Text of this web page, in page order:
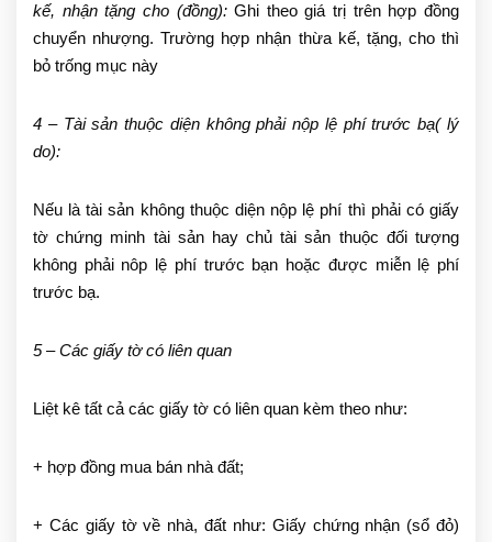
kế, nhận tặng cho (đồng):Ghi theo giá trị trên hợp đồng
chuyển nhượng. Trường hợp nhận thừa kế, tặng, cho thì
bỏ trống mục này
4 – Tài sản thuộc diện không phải nộp lệ phí trước bạ( lý
do):
Nếu là tài sản không thuộc diện nộp lệ phí thì phải có giấy
tờ chứng minh tài sản hay chủ tài sản thuộc đối tượng
không phải nôp lệ phí trước bạn hoặc được miễn lệ phí
trước bạ.
5 – Các giấy tờ có liên quan
Liệt kê tất cả các giấy tờ có liên quan kèm theo như:
+ hợp đồng mua bán nhà đất;
+ Các giấy tờ về nhà, đất như: Giấy chứng nhận (sổ đỏ)